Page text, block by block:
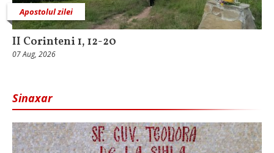
Apostolul zilei
II Corinteni 1, 12-20
07 Aug, 2026
Sinaxar